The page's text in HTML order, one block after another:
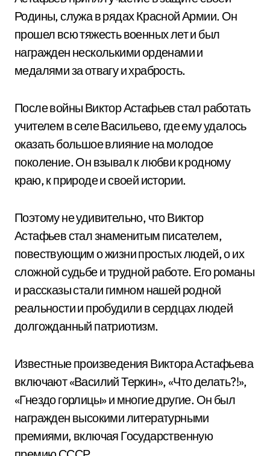
Родины, служа в рядах Красной Армии. Он
прошел всю тяжесть военных лет и был
награжден несколькими орденами и
медалями за отвагу и храбрость.
После войны Виктор Астафьев стал работать
учителем в селе Васильево, где ему удалось
оказать большое влияние на молодое
поколение. Он взывал к любви к родному
краю, к природе и своей истории.
Поэтому не удивительно, что Виктор
Астафьев стал знаменитым писателем,
повествующим о жизни простых людей, о их
сложной судьбе и трудной работе. Его романы
и рассказы стали гимном нашей родной
реальности и пробудили в сердцах людей
долгожданный патриотизм.
Известные произведения Виктора Астафьева
включают «Василий Теркин», «Что делать?!»,
«Гнездо горлицы» и многие другие. Он был
награжден высокими литературными
премиями, включая Государственную